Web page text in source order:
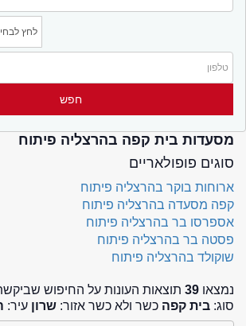
מסעדות בית קפה בהרצליה פיתוח
סוגים פופולאריים
ארוחות בוקר בהרצליה פיתוח
קפה מסעדה בהרצליה פיתוח
אספרסו בר בהרצליה פיתוח
פסטה בר בהרצליה פיתוח
שוקולד בהרצליה פיתוח
נמצאו 39 תוצאות העונות על החיפוש
סוג: בית קפה כשר ולא כשר אזור: שרון עיר: